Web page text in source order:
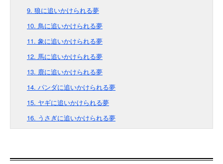
9. 狼に追いかけられる夢
10. 鳥に追いかけられる夢
11. 象に追いかけられる夢
12. 馬に追いかけられる夢
13. 鹿に追いかけられる夢
14. パンダに追いかけられる夢
15. ヤギに追いかけられる夢
16. うさぎに追いかけられる夢